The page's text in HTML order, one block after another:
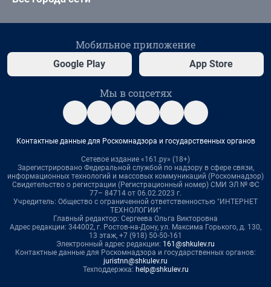
Мобильное приложение
Google Play App Store
Мы в соцсетях
Контактные данные для Роскомнадзора и государственных органов
Сетевое издание «161.ру» (18+)
Зарегистрировано Федеральной службой по надзору в сфере связи,
информационных технологий и массовых коммуникаций (Роскомнадзор)
Свидетельство о регистрации (Регистрационный номер) СМИ ЭЛ № ФС
77– 84714 от 06.02.2023 г.
Учредитель: Общество с ограниченной ответственностью "ИНТЕРНЕТ
ТЕХНОЛОГИИ"
Главный редактор: Сергеева Ольга Викторовна
Адрес редакции: 344002, г. Ростов-на-Дону, ул. Максима Горького, д. 130,
13 этаж, +7 (918) 50-50-161
Электронный адрес редакции: 161@shkulev.ru
Контактные данные для Роскомнадзора и государственных органов:
juristnn@shkulev.ru
Техподдержка: help@shkulev.ru